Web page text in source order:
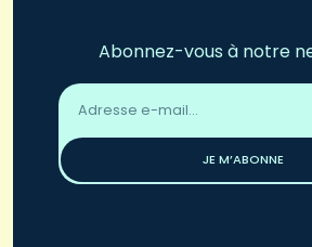
Abonnez-vous à notre
Adresse
email
JE M’ABONNE